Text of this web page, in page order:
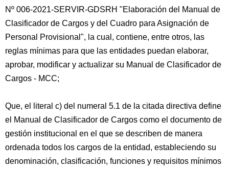
Nº 006-2021-SERVIR-GDSRH "Elaboración del Manual de
Clasificador de Cargos y del Cuadro para Asignación de
Personal Provisional", la cual, contiene, entre otros, las
reglas mínimas para que las entidades puedan elaborar,
aprobar, modificar y actualizar su Manual de Clasificador de
Cargos - MCC;
Que, el literal c) del numeral 5.1 de la citada directiva define
el Manual de Clasificador de Cargos como el documento de
gestión institucional en el que se describen de manera
ordenada todos los cargos de la entidad, estableciendo su
denominación, clasificación, funciones y requisitos mínimos